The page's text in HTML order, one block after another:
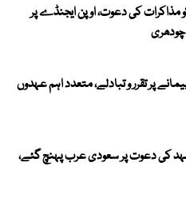
مذاکرات کی دعوت، اوپن ایجنڈے پر
پر تقرر و تبادلے، متعدد اہم عہدوں
کی دعوت پر سعودی عرب پہنچ گئے،